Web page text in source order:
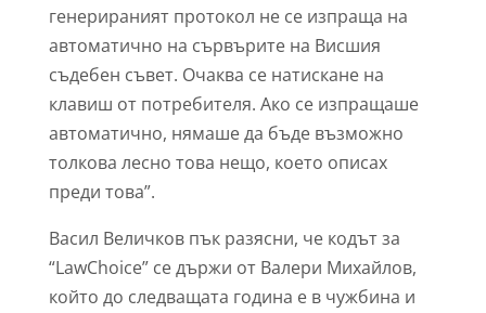
генерираният протокол не се изпраща на
автоматично на сървърите на Висшия
съдебен съвет. Очаква се натискане на
клавиш от потребителя. Ако се изпращаше
автоматично, нямаше да бъде възможно
толкова лесно това нещо, което описах
преди това”.
Васил Величков пък разясни, че кодът за
“LawChoice” се държи от Валери Михайлов,
който до следващата година е в чужбина и